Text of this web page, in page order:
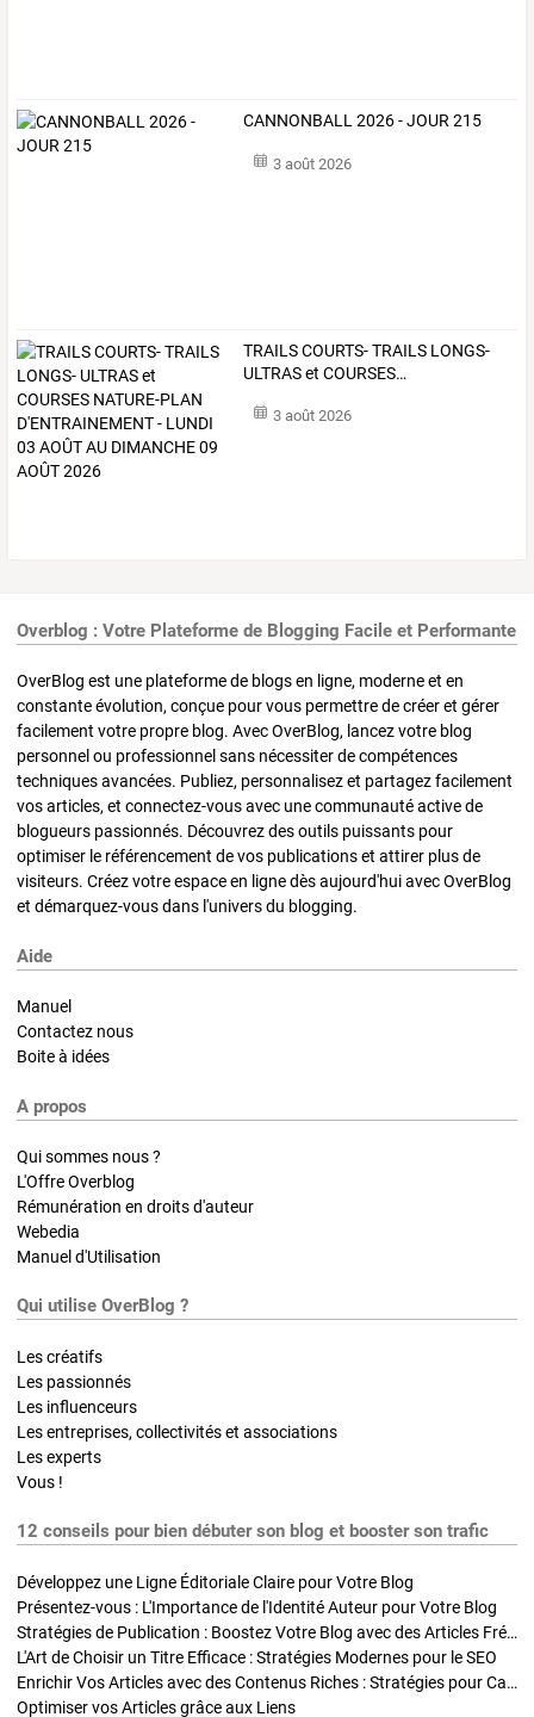
CANNONBALL 2026 - JOUR 215
3 août 2026
TRAILSCOURTS-TRAILS LONGS-
ULTRASet COURSES…
3 août 2026
Overblog : Votre Plateforme de Blogging Facile et Performante
OverBlog est une plateforme de blogs en ligne, moderne et en
constante évolution, conçue pour vous permettre de créer et gérer
facilement votre propre blog. Avec OverBlog, lancez votre blog
personnel ou professionnel sans nécessiter de compétences
techniques avancées. Publiez, personnalisez et partagez facilement
vos articles, et connectez-vous avec une communauté active de
blogueurs passionnés. Découvrez des outils puissants pour
optimiser le référencement de vos publications et attirer plus de
visiteurs. Créez votre espace en ligne dès aujourd'hui avec OverBlog
et démarquez-vous dans l'univers du blogging.
Aide
Manuel
Contactez nous
Boite à idées
A propos
Qui sommes nous ?
L'Offre Overblog
Rémunération en droits d'auteur
Webedia
Manuel d'Utilisation
Qui utilise OverBlog ?
Les créatifs
Les passionnés
Les influenceurs
Les entreprises, collectivités et associations
Les experts
Vous !
12 conseils pour bien débuter son blog et booster son trafic
Développez une Ligne Éditoriale Claire pour Votre Blog
Présentez-vous : L'Importance de l'Identité Auteur pour Votre Blog
Stratégies de Publication : Boostez Votre Blog avec des Articles Fréquents et Exclusifs
L'Art de Choisir un Titre Efficace : Stratégies Modernes pour le SEO
Enrichir Vos Articles avec des Contenus Riches : Stratégies pour Captiver et Optimiser
Optimiser vos Articles grâce aux Liens